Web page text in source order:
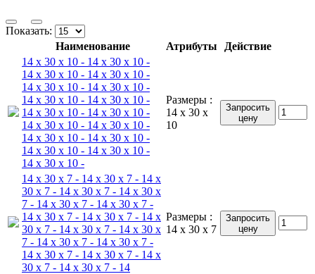
Показать:
Наименование
Атрибуты
Действие
14 x 30 x 10 - 14 x 30 x 10 -
14 x 30 x 10 - 14 x 30 x 10 -
14 x 30 x 10 - 14 x 30 x 10 -
14 x 30 x 10 - 14 x 30 x 10 -
14 x 30 x 10 - 14 x 30 x 10 -
14 x 30 x 10 - 14 x 30 x 10 -
14 x 30 x 10 - 14 x 30 x 10 -
14 x 30 x 10 - 14 x 30 x 10 -
14 x 30 x 10 -
Размеры :
14 x 30 x
10
Запросить
цену
14 x 30 x 7 - 14 x 30 x 7 - 14 x
30 x 7 - 14 x 30 x 7 - 14 x 30 x
7 - 14 x 30 x 7 - 14 x 30 x 7 -
14 x 30 x 7 - 14 x 30 x 7 - 14 x
30 x 7 - 14 x 30 x 7 - 14 x 30 x
7 - 14 x 30 x 7 - 14 x 30 x 7 -
14 x 30 x 7 - 14 x 30 x 7 - 14 x
30 x 7 - 14 x 30 x 7 - 14
Размеры :
14 x 30 x 7
Запросить
цену